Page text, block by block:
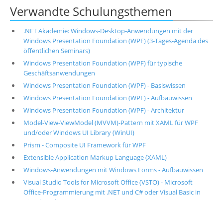
Verwandte Schulungsthemen
.NET Akademie: Windows-Desktop-Anwendungen mit der
Windows Presentation Foundation (WPF) (3-Tages-Agenda des
öffentlichen Seminars)
Windows Presentation Foundation (WPF) für typische
Geschäftsanwendungen
Windows Presentation Foundation (WPF) - Basiswissen
Windows Presentation Foundation (WPF) - Aufbauwissen
Windows Presentation Foundation (WPF) - Architektur
Model-View-ViewModel (MVVM)-Pattern mit XAML für WPF
und/oder Windows UI Library (WinUI)
Prism - Composite UI Framework für WPF
Extensible Application Markup Language (XAML)
Windows-Anwendungen mit Windows Forms - Aufbauwissen
Visual Studio Tools for Microsoft Office (VSTO) - Microsoft
Office-Programmierung mit .NET und C# oder Visual Basic in